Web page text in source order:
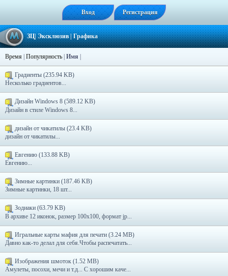
Вход Регистрация
ЗЦ|Эксклюзив|Графика
Время Популярность Имя
Градиенты (235.94 KB)
Несколько градиентов...
Дизайн Windows 8 (589.12 KB)
Дизайн в стиле Windows 8...
дизайн от чикатилы (23.4 KB)
дизайн от чикатилы...
Евгению (133.88 KB)
Евгению...
Зимные картинки (187.46 KB)
Зимные картинки, 18 шт...
Зодиаки (63.79 KB)
В архиве 12 иконок, размер 100х100, формат jp...
Игральные карты мафия для печати (3.24 MB)
Давно как-то делал для себя.Чтобы распечатать...
Изображения шмоток (1.52 MB)
Амулеты, посохи, мечи и т.д... С хорошим каче...